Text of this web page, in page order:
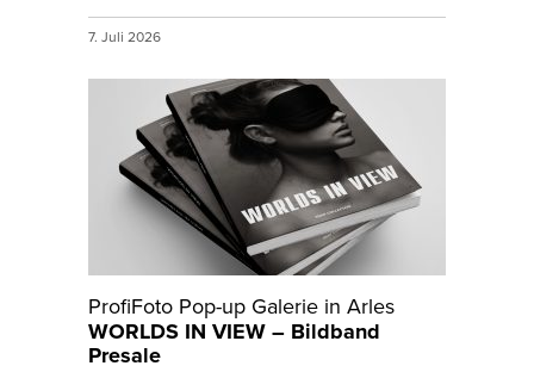
7. Juli 2026
ProfiFoto Pop-up Galerie in Arles
WORLDS IN VIEW – Bildband
Presale